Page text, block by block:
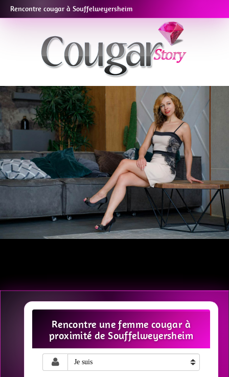
Rencontre cougar à Souffelweyersheim
Rencontre une femme cougar à
proximité de Souffelweyersheim